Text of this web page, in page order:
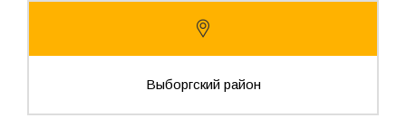
Выборгский район